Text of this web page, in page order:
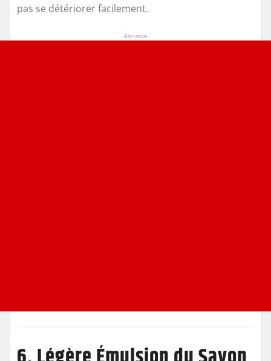
pas se détériorer facilement.
Annonce